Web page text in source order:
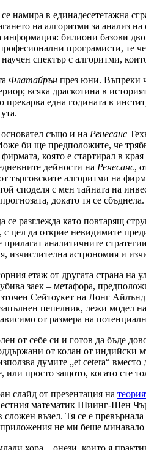
се намира в единадесететажна
на алгоритми за анализ
билиони базови
програмисти, те
спектър с алгоритми,
Флатайрън през юни. Въпреки
всяка драскотина в
една годината в
също и на Ренесанс
би ще предположите, че
която е стартирал в
дейности на Ренесанс,
търговските алгоритми на
споделя с мен тайната на
докато тя се сбъднела.
се разглежда като повтарящ
цел да открие невидимите
прилагат аналитичните
изчислителна астрономия и
етаж от другата страна на
заек – метафора,
Сейтоукет на Лонг
пепелник, лежи модел на
от размера на
от себе си и готов да бъде
от колан от индийски
думите „et cetera“
или просто защото, когато сте
слайд от презентация на
математик Шиинг-Шен
възел. Тя се е
не ми беше
хора – онези, които я